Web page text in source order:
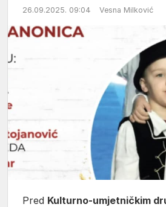
26.09.2025. 09:04 Vesna Milković
Pred Kulturno-umjetničkim